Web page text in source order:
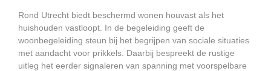
Rond Utrecht biedt beschermd wonen houvast als het
huishouden vastloopt. In de begeleiding geeft de
woonbegeleiding steun bij het begrijpen van sociale situaties
met aandacht voor prikkels. Daarbij bespreekt de rustige
uitleg het eerder signaleren van spanning met voorspelbare